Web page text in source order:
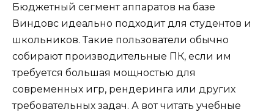
Бюджетный сегмент аппаратов на базе
Виндовс идеально подходит для студентов и
школьников. Такие пользователи обычно
собирают производительные ПК, если им
требуется большая мощностью для
современных игр, рендеринга или других
требовательных задач. А вот читать учебные